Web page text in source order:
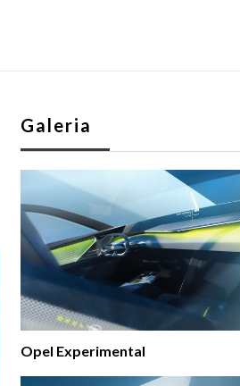
Galeria
Opel Experimental